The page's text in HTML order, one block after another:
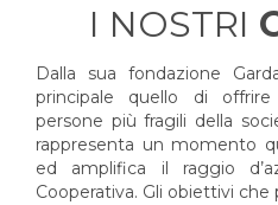
I NOSTRI
Dalla sua fondazione
principale quello di offrire
persone più fragili della
rappresenta un momento
ed amplifica il raggio
Cooperativa. Gli obiettivi che